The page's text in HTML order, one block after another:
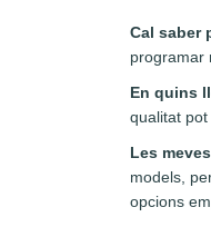
Cal saber
programar
En quins
qualitat
Les
models,
opcions